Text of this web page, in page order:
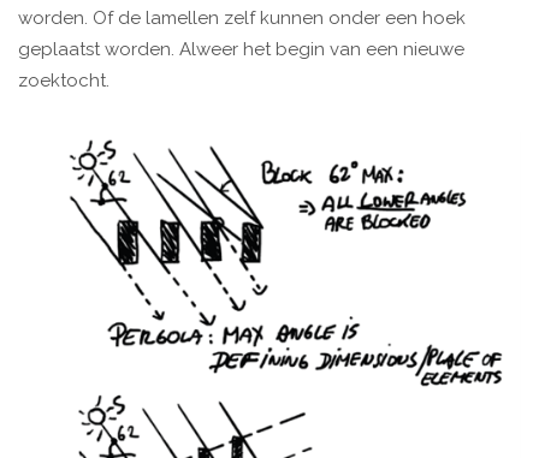
worden. Of de lamellen zelf kunnen onder een hoek
geplaatst worden. Alweer het begin van een nieuwe
zoektocht.